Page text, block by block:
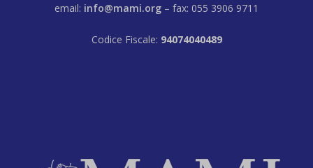
email: info@mami.org – fax: 055 3906 9711
Codice Fiscale: 94074040489